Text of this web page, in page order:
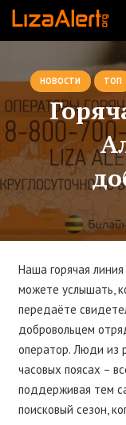
НОВОСТИ ТОП
Наша горячая
можете услышать,
передаёте
добровольцем
оператор. Люди из
часовых поясах –
поддерживая тем
поисковый сезон,